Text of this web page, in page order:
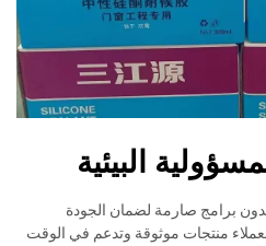
البيئية
برامج صارمة لضمان الجودة
منتجات موثوقة وتدعم في الوقت